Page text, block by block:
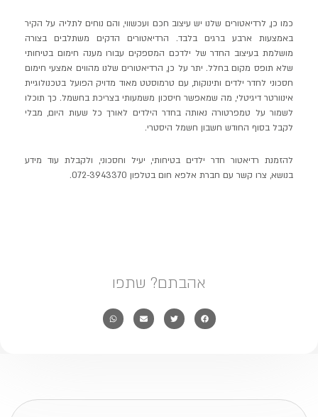
כמו כן, לרדיאטורים שלנו יש עיצוב חכם ועכשווי, והם נוחים לתליה על הקיר
באמצעות ארבע ברגים בלבד. הרדיאטורים הדקים משתלבים בצורה
מושלמת בעיצוב החדר של ילדכם המספקים עבורו מענה חימום בטיחותי
שלא תופס מקום בחלל. יתר על כן, הרדיאטורים שלנו מהווים אמצעי חימום
חסכוני לחדר ילדים ותינוקות, עם טרמוסטט מאוד מדויק הפועל בטכנולוגיית
אינוורטר דיגיטלי, מה שמאפשר חיסכון משמעותי בצריכת בחשמל. כך תוכלו
לשמור על טמפרטורה נאותה בחדר הילדים לאורך כל שעות היום, מבלי
לקבל בסוף החודש חשבון חשמל היסטרי.
להזמנת רדיאטור חדר ילדים בטיחותי, יעיל וחסכוני, ולקבלת עוד מידע
בנושא, צרו קשר עם חברת אלפא חום בטלפון 072-3943370.
אהבתם? שתפו